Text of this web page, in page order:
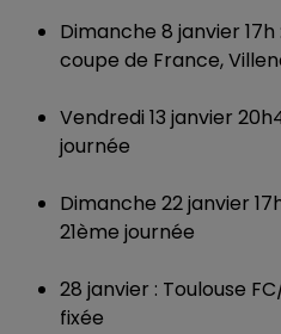
Dimanche 8 janvier
coupe de France,
Vendredi 13 janvier
journée
Dimanche 22 janvier
21ème journée
28 janvier : Toulouse
fixée